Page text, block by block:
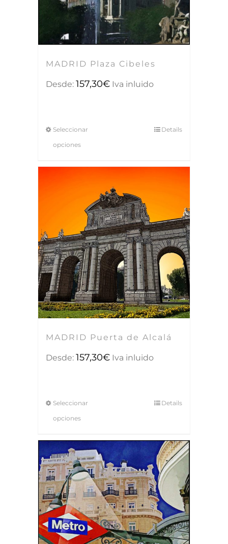
MADRID Plaza Cibeles
Desde: 157,30€ Iva inluido
Seleccionar
opciones
Details
MADRID Puerta de Alcalá
Desde: 157,30€ Iva inluido
Seleccionar
opciones
Details